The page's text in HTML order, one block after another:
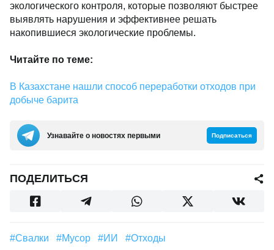
экологического контроля, которые позволяют быстрее
выявлять нарушения и эффективнее решать
накопившиеся экологические проблемы.
Читайте по теме:
В Казахстане нашли способ переработки отходов при
добыче барита
Узнавайте о новостях первыми Подписаться
ПОДЕЛИТЬСЯ
#свалки #мусор #ИИ #отходы